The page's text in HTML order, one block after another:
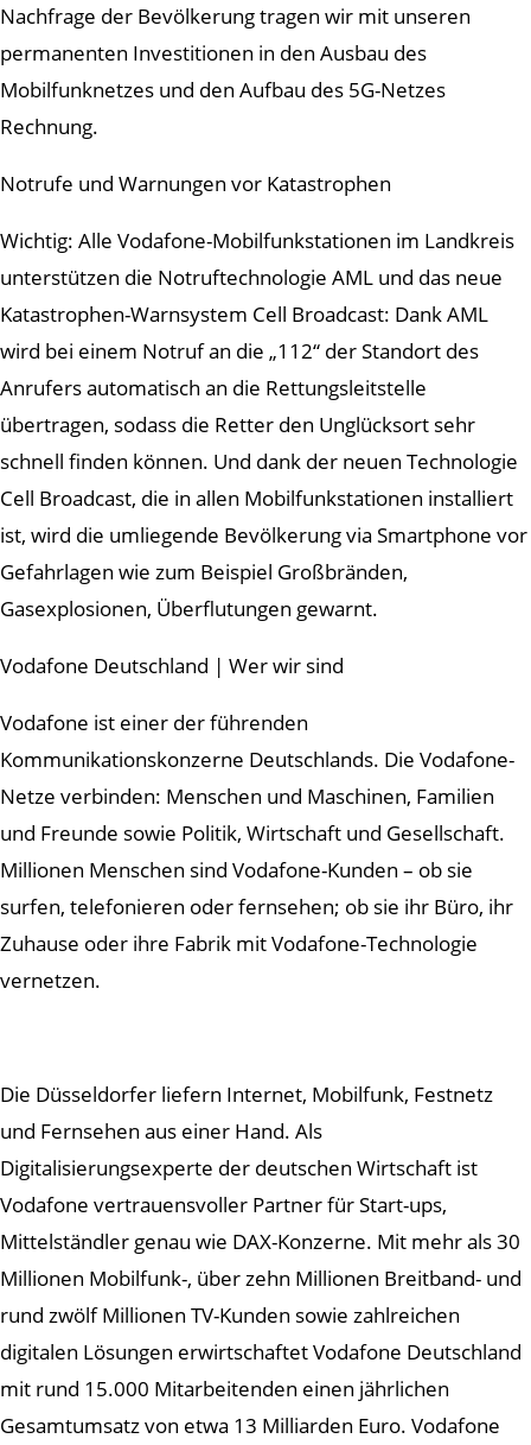
Nachfrage der Bevölkerung tragen wir mit unseren
permanenten Investitionen in den Ausbau des
Mobilfunknetzes und den Aufbau des 5G-Netzes
Rechnung.
Notrufe und Warnungen vor Katastrophen
Wichtig: Alle Vodafone-Mobilfunkstationen im Landkreis
unterstützen die Notruftechnologie AML und das neue
Katastrophen-Warnsystem Cell Broadcast: Dank AML
wird bei einem Notruf an die „112“ der Standort des
Anrufers automatisch an die Rettungsleitstelle
übertragen, sodass die Retter den Unglücksort sehr
schnell finden können. Und dank der neuen Technologie
Cell Broadcast, die in allen Mobilfunkstationen installiert
ist, wird die umliegende Bevölkerung via Smartphone vor
Gefahrlagen wie zum Beispiel Großbränden,
Gasexplosionen, Überflutungen gewarnt.
Vodafone Deutschland | Wer wir sind
Vodafone ist einer der führenden
Kommunikationskonzerne Deutschlands. Die Vodafone-
Netze verbinden: Menschen und Maschinen, Familien
und Freunde sowie Politik, Wirtschaft und Gesellschaft.
Millionen Menschen sind Vodafone-Kunden – ob sie
surfen, telefonieren oder fernsehen; ob sie ihr Büro, ihr
Zuhause oder ihre Fabrik mit Vodafone-Technologie
vernetzen.
Die Düsseldorfer liefern Internet, Mobilfunk, Festnetz
und Fernsehen aus einer Hand. Als
Digitalisierungsexperte der deutschen Wirtschaft ist
Vodafone vertrauensvoller Partner für Start-ups,
Mittelständler genau wie DAX-Konzerne. Mit mehr als 30
Millionen Mobilfunk-, über zehn Millionen Breitband- und
rund zwölf Millionen TV-Kunden sowie zahlreichen
digitalen Lösungen erwirtschaftet Vodafone Deutschland
mit rund 15.000 Mitarbeitenden einen jährlichen
Gesamtumsatz von etwa 13 Milliarden Euro. Vodafone